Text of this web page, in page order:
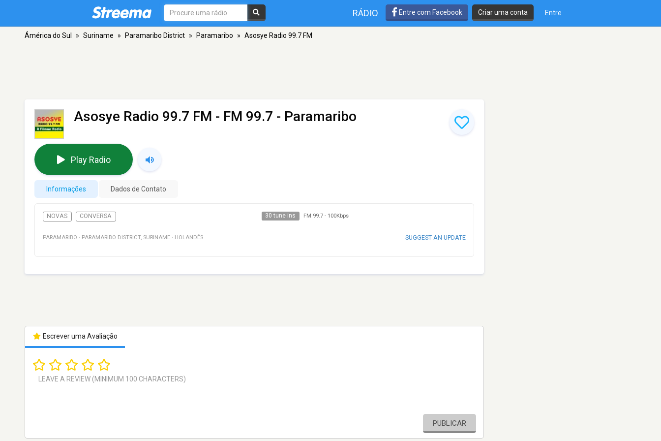
RÁDIO Entre com Facebook Criar uma conta Entre
Ámérica do Sul » Suriname » Paramaribo District » Paramaribo » Asosye Radio 99.7 FM
Asosye Radio 99.7 FM - FM 99.7 - Paramaribo
Play Radio
Informações Dados de Contato
NOVAS CONVERSA 30 tune ins FM 99.7- 100Kbps
PARAMARIBO · PARAMARIBO DISTRICT, SURINAME · HOLANDÊS SUGGEST AN UPDATE
Escrever uma Avaliação
PUBLICAR